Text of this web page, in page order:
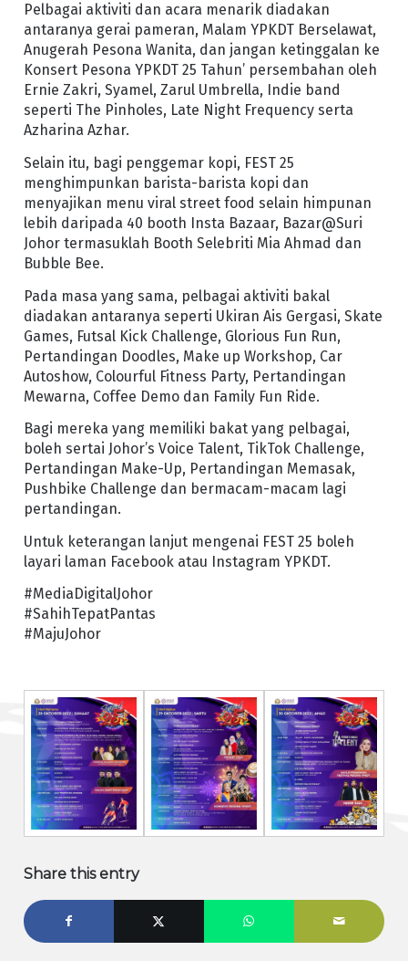
Pelbagai aktiviti dan acara menarik diadakan
antaranya gerai pameran, Malam YPKDT Berselawat,
Anugerah Pesona Wanita, dan jangan ketinggalan ke
Konsert Pesona YPKDT 25 Tahun’ persembahan oleh
Ernie Zakri, Syamel, Zarul Umbrella, Indie band
seperti The Pinholes, Late Night Frequency serta
Azharina Azhar.
Selain itu, bagi penggemar kopi, FEST 25
menghimpunkan barista-barista kopi dan
menyajikan menu viral street food selain himpunan
lebih daripada 40 booth Insta Bazaar, Bazar@Suri
Johor termasuklah Booth Selebriti Mia Ahmad dan
Bubble Bee.
Pada masa yang sama, pelbagai aktiviti bakal
diadakan antaranya seperti Ukiran Ais Gergasi, Skate
Games, Futsal Kick Challenge, Glorious Fun Run,
Pertandingan Doodles, Make up Workshop, Car
Autoshow, Colourful Fitness Party, Pertandingan
Mewarna, Coffee Demo dan Family Fun Ride.
Bagi mereka yang memiliki bakat yang pelbagai,
boleh sertai Johor’s Voice Talent, TikTok Challenge,
Pertandingan Make-Up, Pertandingan Memasak,
Pushbike Challenge dan bermacam-macam lagi
pertandingan.
Untuk keterangan lanjut mengenai FEST 25 boleh
layari laman Facebook atau Instagram YPKDT.
#MediaDigitalJohor
#SahihTepatPantas
#MajuJohor
Share this entry